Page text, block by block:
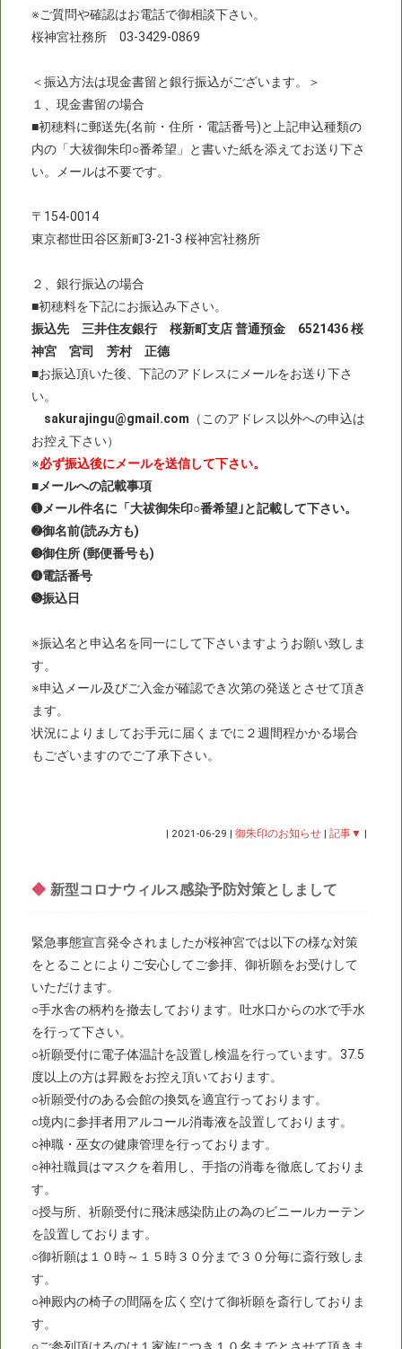
※ご質問や確認はお電話で御相談下さい。
桜神宮社務所 03-3429-0869
＜振込方法は現金書留と銀行振込がございます。＞
１、現金書留の場合
■初穂料に郵送先(名前・住所・電話番号)と上記申込種類の
内の「大祓御朱印○番希望」と書いた紙を添えてお送り下さ
い。メールは不要です。
〒154-0014
東京都世田谷区新町3-21-3 桜神宮社務所
２、銀行振込の場合
■初穂料を下記にお振込み下さい。
振込先 三井住友銀行 桜新町支店 普通預金 6521436 桜
神宮 宮司 芳村 正德
■お振込頂いた後、下記のアドレスにメールをお送り下さ
い。
sakurajingu@gmail.com （このアドレス以外への申込は
お控え下さい）
※必ず振込後にメールを送信して下さい。
■メールへの記載事項
➊メール件名に「大祓御朱印○番希望｣と記載して下さい。
➋御名前(読み方も)
➌御住所 (郵便番号も)
➍電話番号
➎振込日
※振込名と申込名を同一にして下さいますようお願い致しま
す。
※申込メール及びご入金が確認でき次第の発送とさせて頂き
ます。
状況によりましてお手元に届くまでに２週間程かかる場合
もございますのでご了承下さい。
| 2021-06-29 |御朱印のお知らせ |記事▼ |
◆ 新型コロナウィルス感染予防対策としまして
緊急事態宣言発令されましたが桜神宮では以下の様な対策
をとることによりご安心してご参拝、御祈願をお受けして
いただけます。
○手水舎の柄杓を撤去しております。吐水口からの水で手水
を行って下さい。
○祈願受付に電子体温計を設置し検温を行っています。37.5
度以上の方は昇殿をお控え頂いております。
○祈願受付のある会館の換気を適宜行っております。
○境内に参拝者用アルコール消毒液を設置しております。
○神職・巫女の健康管理を行っております。
○神社職員はマスクを着用し、手指の消毒を徹底しておりま
す。
○授与所、祈願受付に飛沫感染防止の為のビニールカーテン
を設置しております。
○御祈願は１０時～１５時３０分まで３０分毎に斎行致しま
す。
○神殿内の椅子の間隔を広く空けて御祈願を斎行しておりま
す。
○ご参列頂けるのは１家族につき１０名までとさせて頂きま